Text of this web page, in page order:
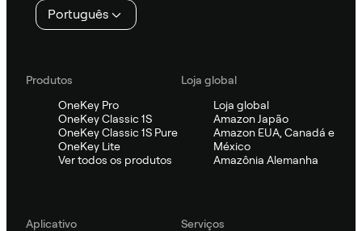
Português
Produtos
OneKey Pro
OneKey Classic 1S
OneKey Classic 1S Pure
OneKey Lite
Ver todos os produtos
Loja global
Loja global
Amazon Japão
Amazon EUA, Canadá e
México
Amazônia Alemanha
Aplicativo
Serviços